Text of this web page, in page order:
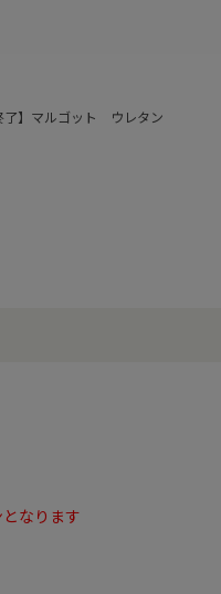
了】マルゴット ウレタン
なります